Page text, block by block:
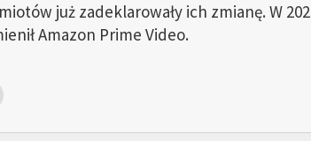
już zadeklarowały ich zmianę. W
Amazon Prime Video.